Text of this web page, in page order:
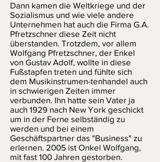
Dann kamen die Weltkriege und der
Sozialismus und wie viele andere
Unternehmen hat auch die Firma G.A.
Pfretzschner diese Zeit nicht
überstanden. Trotzdem, vor allem
Wolfgang Pfretzschner, der Enkel
von Gustav Adolf, wollte in diese
Fußstapfen treten und fühlte sich
dem Musikinstrumen-tenhandel auch
in schwierigen Zeiten immer
verbunden. Ihn hatte sein Vater ja
auch 1929 nach New York geschickt
um in der Ferne selbständig zu
werden und bei einem
Geschäftspartner das "Business" zu
erlernen. 2005 ist Onkel Wolfgang,
mit fast 100 Jahren gestorben.